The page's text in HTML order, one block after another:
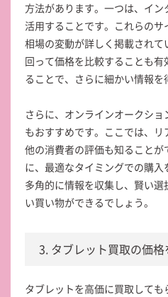
方法があります。一つは、イ
活用することです。これらの
相場の変動が詳しく掲載され
回って価格を比較することも
ることで、さらに細かい情報を
さらに、オンラインオークシ
もおすすめです。ここでは、リ
他の消費者の評価も知ること
に、最適なタイミングでの購入
多角的に情報を収集し、賢い
い買い物ができるでしょう。
3. タブレット買取の価
タブレットを高価に買取して